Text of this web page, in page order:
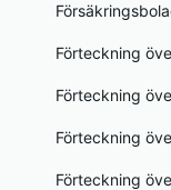
Förteckning
Förteckning
Förteckning
Förteckning